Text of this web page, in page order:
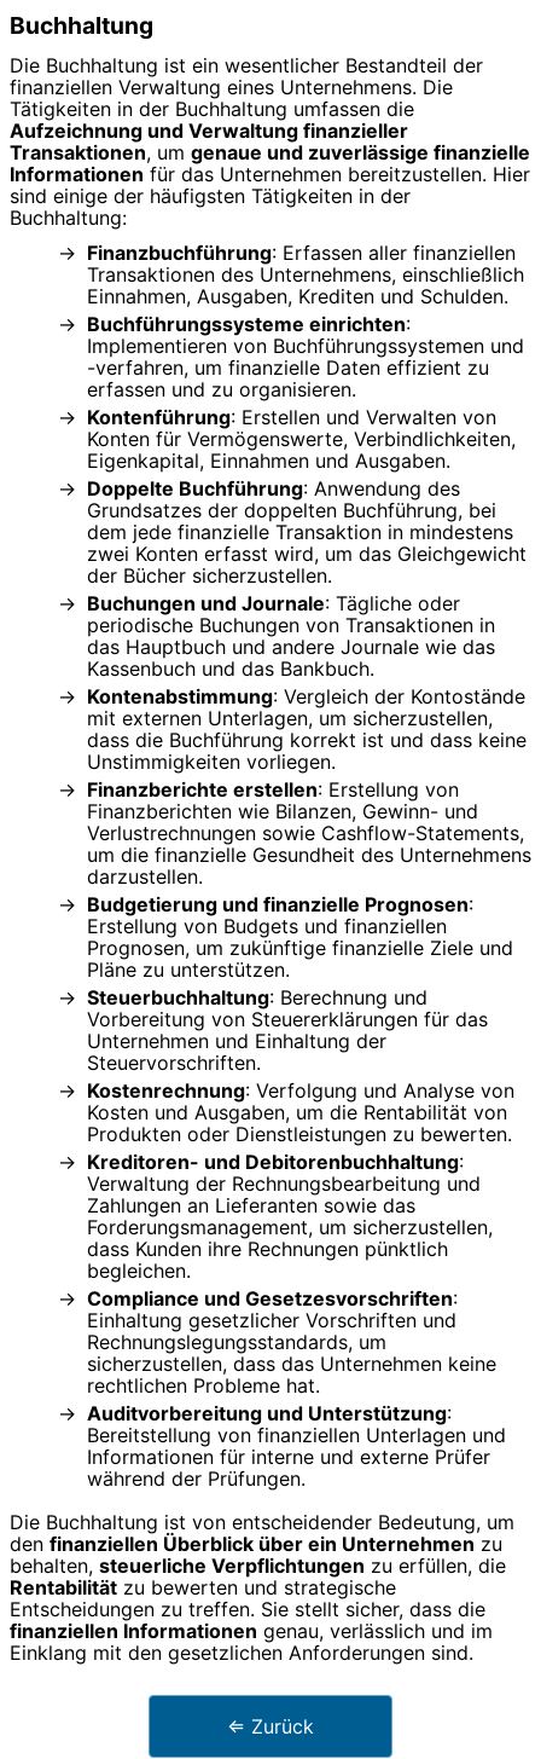
Buchhaltung
Die Buchhaltung ist ein wesentlicher Bestandteil der
finanziellen Verwaltung eines Unternehmens. Die
Tätigkeiten in der Buchhaltung umfassen die
Aufzeichnung und Verwaltung finanzieller
Transaktionen, um genaue und zuverlässige finanzielle
Informationen für das Unternehmen bereitzustellen. Hier
sind einige der häufigsten Tätigkeiten in der
Buchhaltung:
Finanzbuchführung: Erfassen aller finanziellen
Transaktionen des Unternehmens, einschließlich
Einnahmen, Ausgaben, Krediten und Schulden.
Buchführungssysteme einrichten:
Implementieren von Buchführungssystemen und
-verfahren, um finanzielle Daten effizient zu
erfassen und zu organisieren.
Kontenführung: Erstellen und Verwalten von
Konten für Vermögenswerte, Verbindlichkeiten,
Eigenkapital, Einnahmen und Ausgaben.
Doppelte Buchführung: Anwendung des
Grundsatzes der doppelten Buchführung, bei
dem jede finanzielle Transaktion in mindestens
zwei Konten erfasst wird, um das Gleichgewicht
der Bücher sicherzustellen.
Buchungen und Journale: Tägliche oder
periodische Buchungen von Transaktionen in
das Hauptbuch und andere Journale wie das
Kassenbuch und das Bankbuch.
Kontenabstimmung: Vergleich der Kontostände
mit externen Unterlagen, um sicherzustellen,
dass die Buchführung korrekt ist und dass keine
Unstimmigkeiten vorliegen.
Finanzberichte erstellen: Erstellung von
Finanzberichten wie Bilanzen, Gewinn- und
Verlustrechnungen sowie Cashflow-Statements,
um die finanzielle Gesundheit des Unternehmens
darzustellen.
Budgetierung und finanzielle Prognosen:
Erstellung von Budgets und finanziellen
Prognosen, um zukünftige finanzielle Ziele und
Pläne zu unterstützen.
Steuerbuchhaltung: Berechnung und
Vorbereitung von Steuererklärungen für das
Unternehmen und Einhaltung der
Steuervorschriften.
Kostenrechnung: Verfolgung und Analyse von
Kosten und Ausgaben, um die Rentabilität von
Produkten oder Dienstleistungen zu bewerten.
Kreditoren- und Debitorenbuchhaltung:
Verwaltung der Rechnungsbearbeitung und
Zahlungen an Lieferanten sowie das
Forderungsmanagement, um sicherzustellen,
dass Kunden ihre Rechnungen pünktlich
begleichen.
Compliance und Gesetzesvorschriften:
Einhaltung gesetzlicher Vorschriften und
Rechnungslegungsstandards, um
sicherzustellen, dass das Unternehmen keine
rechtlichen Probleme hat.
Auditvorbereitung und Unterstützung:
Bereitstellung von finanziellen Unterlagen und
Informationen für interne und externe Prüfer
während der Prüfungen.
Die Buchhaltung ist von entscheidender Bedeutung, um
den finanziellen Überblick über ein Unternehmen zu
behalten, steuerliche Verpflichtungen zu erfüllen, die
Rentabilität zu bewerten und strategische
Entscheidungen zu treffen. Sie stellt sicher, dass die
finanziellen Informationen genau, verlässlich und im
Einklang mit den gesetzlichen Anforderungen sind.
⇐ Zurück